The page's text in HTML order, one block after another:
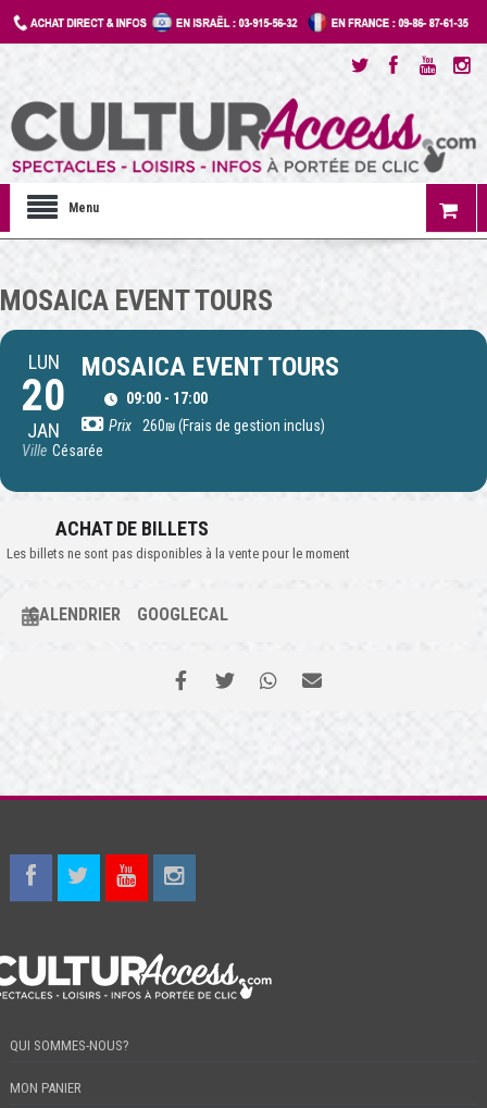
Menu
MOSAICA EVENT TOURS
LUN
20
JAN
MOSAICA EVENT TOURS
09:00 - 17:00
Prix
260₪ (Frais de gestion inclus)
Ville Césarée
ACHAT DE BILLETS
Les billets ne sont pas disponibles à la vente pour le moment
CALENDRIER GOOGLECAL
QUI SOMMES-NOUS?
MON PANIER